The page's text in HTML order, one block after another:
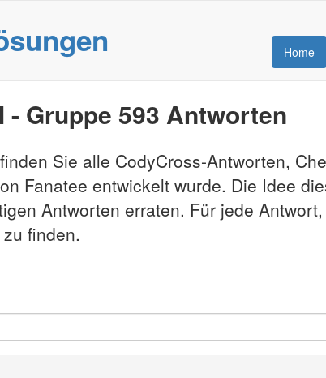
Home
Gruppe 593 Antworten
Sie alle CodyCross-Antworten,
Fanatee entwickelt wurde. Die Idee
Antworten erraten. Für jede
finden.